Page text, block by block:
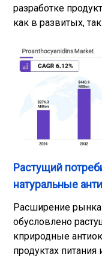
разработке
как в развитых,
Растущий
натуральные
Расширение
обусловлено
кприродные
продуктах